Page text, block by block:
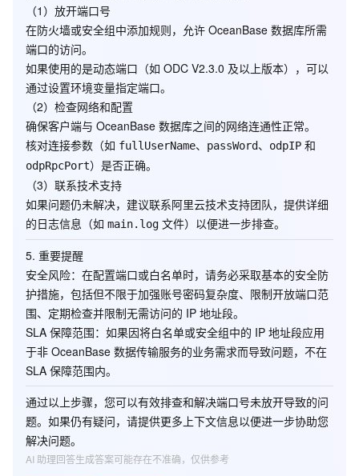
（1）放开端口号
在防火墙或安全组中添加规则，允许 OceanBase 数据库所需
端口的访问。
如果使用的是动态端口（如 ODC V2.3.0 及以上版本），可以
通过设置环境变量指定端口。
（2）检查网络和配置
确保客户端与 OceanBase 数据库之间的网络连通性正常。
核对连接参数（如 fullUserName、 passWord、 odpIP 和
odpRpcPort）是否正确。
（3）联系技术支持
如果问题仍未解决，建议联系阿里云技术支持团队，提供详细
的日志信息（如 main.log 文件）以便进一步排查。
5. 重要提醒
安全风险：在配置端口或白名单时，请务必采取基本的安全防
护措施，包括但不限于加强账号密码复杂度、限制开放端口范
围、定期检查并限制无需访问的 IP 地址段。
SLA 保障范围：如果因将白名单或安全组中的 IP 地址段应用
于非 OceanBase 数据传输服务的业务需求而导致问题，不在
SLA 保障范围内。
通过以上步骤，您可以有效排查和解决端口号未放开导致的问
题。如果仍有疑问，请提供更多上下文信息以便进一步协助您
解决问题。
AI 助理回答生成答案可能存在不准确，仅供参考